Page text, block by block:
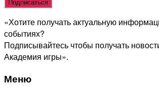
это
пустым.
«Хотите получать актуальную
событиях?
Подписывайтесь чтобы получать
Академия игры».
Меню